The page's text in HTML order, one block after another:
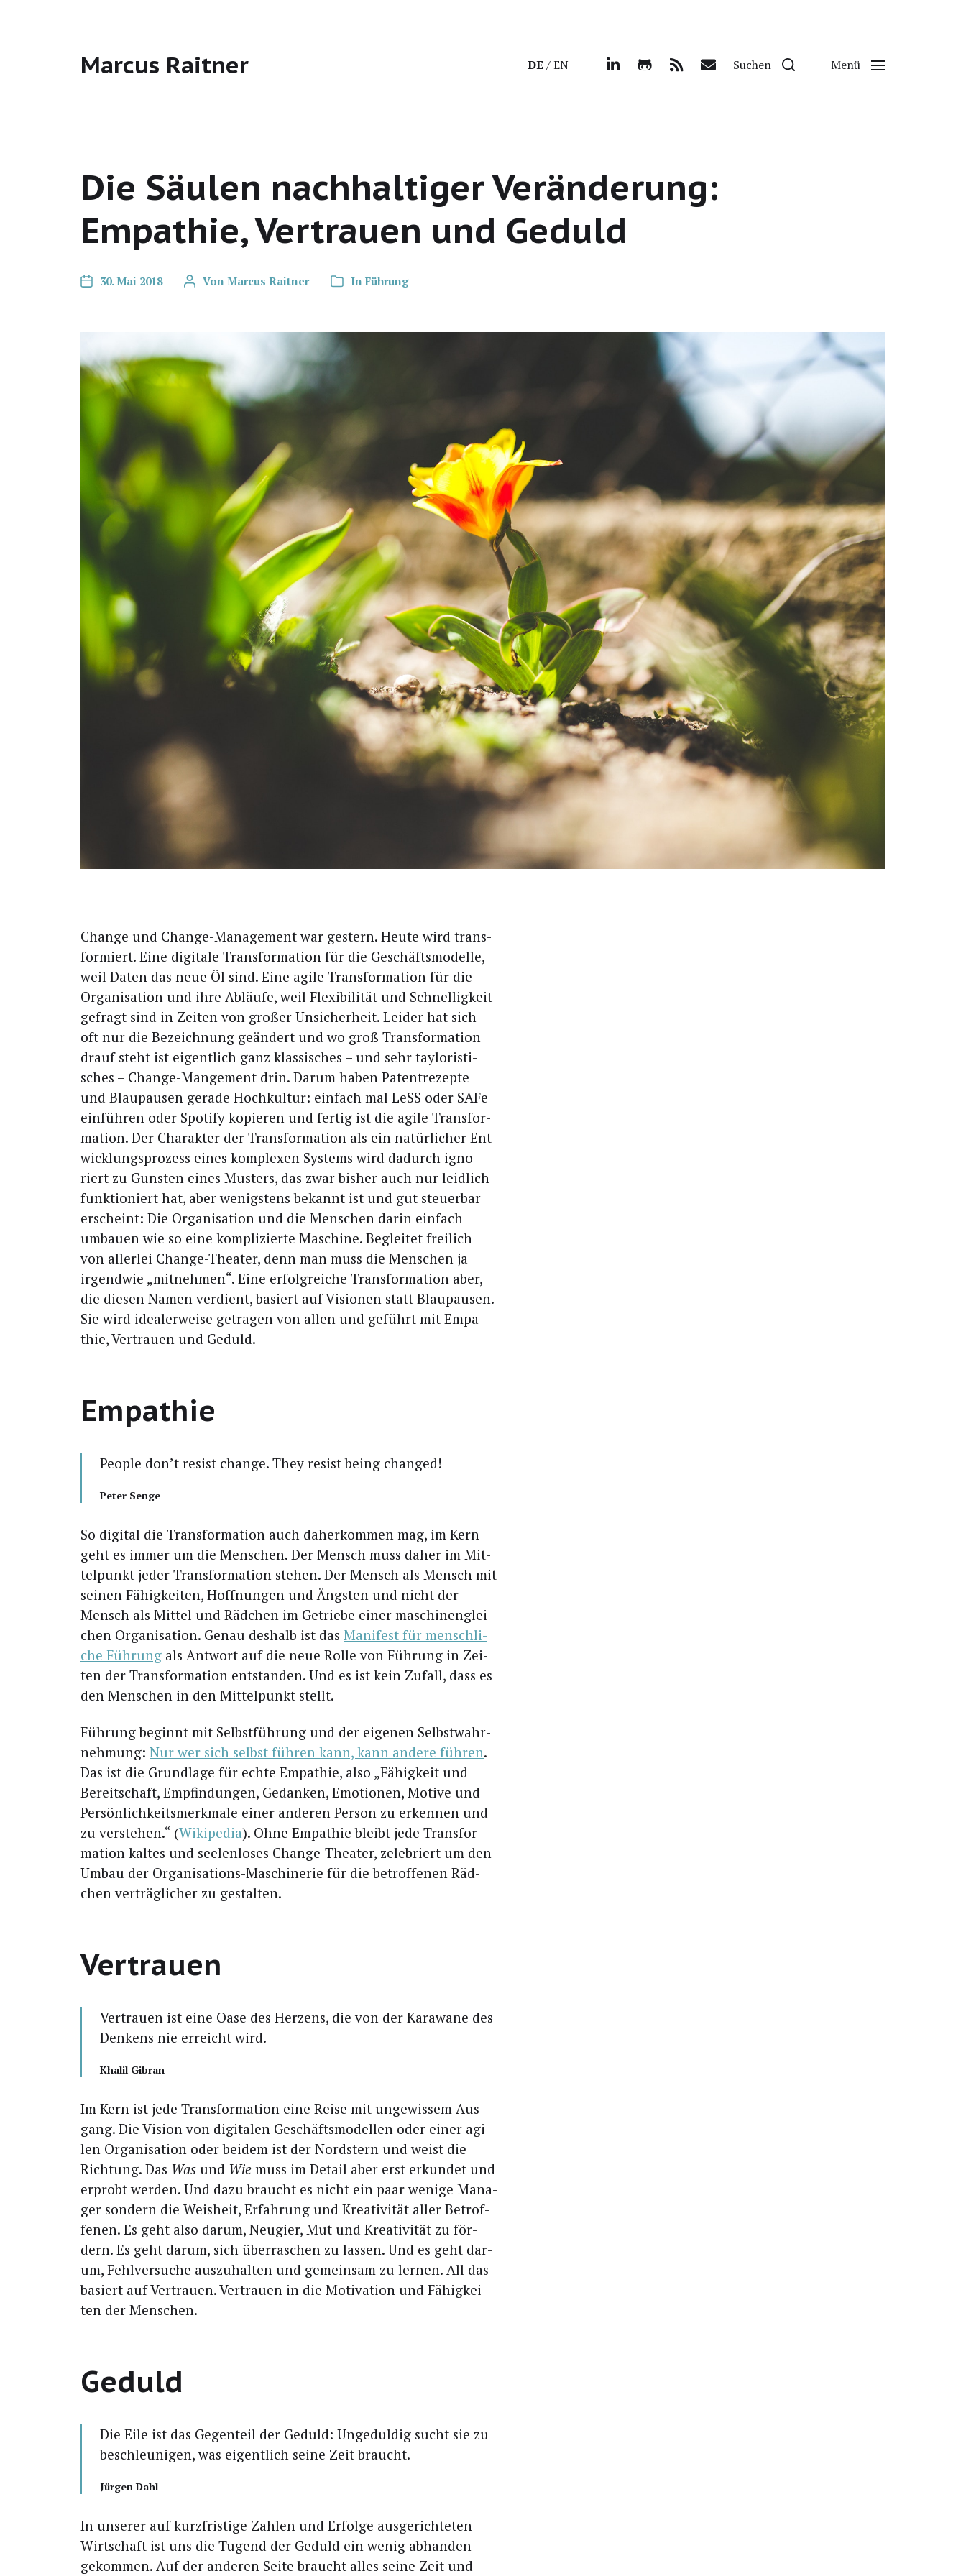
Marcus Raitner DE EN Suchen Menü
Die Säulen nachhaltiger Veränderung:
Empathie, Vertrauen und Geduld
30. Mai 2018 Von Marcus Raitner In Führung
Chan­ge und Chan­ge-Manage­ment war ges­tern. Heu­te wird trans­
for­miert. Eine digi­ta­le Trans­for­ma­ti­on für die Geschäfts­mo­del­le,
weil Daten das neue Öl sind. Eine agi­le Trans­for­ma­ti­on für die
Orga­ni­sa­ti­on und ihre Abläu­fe, weil Fle­xi­bi­li­tät und Schnel­lig­keit
gefragt sind in Zei­ten von gro­ßer Unsi­cher­heit. Lei­der hat sich
oft nur die Bezeich­nung geän­dert und wo groß Trans­for­ma­ti­on
drauf steht ist eigent­lich ganz klas­si­sches – und sehr tay­lo­ris­ti­
sches – Chan­ge-Man­ge­ment drin. Dar­um haben Patent­re­zep­te
und Blau­pau­sen gera­de Hoch­kul­tur: ein­fach mal LeSS oder SAFe
ein­füh­ren oder Spo­ti­fy kopie­ren und fer­tig ist die agi­le Trans­for­
ma­ti­on. Der Cha­rak­ter der Trans­for­ma­ti­on als ein natür­li­cher Ent­
wick­lungs­pro­zess eines kom­ple­xen Sys­tems wird dadurch igno­
riert zu Guns­ten eines Mus­ters, das zwar bis­her auch nur leid­lich
funk­tio­niert hat, aber wenigs­tens bekannt ist und gut steu­er­bar
erscheint: Die Orga­ni­sa­ti­on und die Men­schen dar­in ein­fach
umbau­en wie so eine kom­pli­zier­te Maschi­ne. Beglei­tet frei­lich
von aller­lei Chan­ge-Thea­ter, denn man muss die Men­schen ja
irgend­wie „mit­neh­men“. Eine erfolg­rei­che Trans­for­ma­ti­on aber,
die die­sen Namen ver­dient, basiert auf Visio­nen statt Blau­pau­sen.
Sie wird idea­ler­wei­se getra­gen von allen und geführt mit Empa­
thie, Ver­trau­en und Geduld.
Empathie
Peo­p­le don’t resist chan­ge. They resist being changed!
Peter Sen­ge
So digi­tal die Trans­for­ma­ti­on auch daher­kom­men mag, im Kern
geht es immer um die Men­schen. Der Mensch muss daher im Mit­
tel­punkt jeder Trans­for­ma­ti­on ste­hen. Der Mensch als Mensch mit
sei­nen Fähig­kei­ten, Hoff­nun­gen und Ängs­ten und nicht der
Mensch als Mit­tel und Räd­chen im Getrie­be einer maschi­nen­glei­
chen Orga­ni­sa­ti­on. Genau des­halb ist das Mani­fest für mensch­li­
che Füh­rung als Ant­wort auf die neue Rol­le von Füh­rung in Zei­
ten der Trans­for­ma­ti­on ent­stan­den. Und es ist kein Zufall, dass es
den Men­schen in den Mit­tel­punkt stellt.
Füh­rung beginnt mit Selbst­füh­rung und der eige­nen Selbst­wahr­
neh­mung: Nur wer sich selbst füh­ren kann, kann ande­re füh­ren.
Das ist die Grund­la­ge für ech­te Empa­thie, also „Fähig­keit und
Bereit­schaft, Emp­fin­dun­gen, Gedan­ken, Emo­tio­nen, Moti­ve und
Per­sön­lich­keits­merk­ma­le einer ande­ren Per­son zu erken­nen und
zu ver­ste­hen.“ (Wiki­pe­dia). Ohne Empa­thie bleibt jede Trans­for­
ma­ti­on kal­tes und see­len­lo­ses Chan­ge-Thea­ter, zele­briert um den
Umbau der Orga­ni­sa­ti­ons-Maschi­ne­rie für die betrof­fe­nen Räd­
chen ver­träg­li­cher zu gestalten.
Vertrauen
Ver­trau­en ist eine Oase des Her­zens, die von der Kara­wa­ne des
Den­kens nie erreicht wird.
Kha­lil Gibran
Im Kern ist jede Trans­for­ma­ti­on eine Rei­se mit unge­wis­sem Aus­
gang. Die Visi­on von digi­ta­len Geschäfts­mo­del­len oder einer agi­
len Orga­ni­sa­ti­on oder bei­dem ist der Nord­stern und weist die
Rich­tung. Das Was und Wie muss im Detail aber erst erkun­det und
erprobt wer­den. Und dazu braucht es nicht ein paar weni­ge Mana­
ger son­dern die Weis­heit, Erfah­rung und Krea­ti­vi­tät aller Betrof­
fe­nen. Es geht also dar­um, Neu­gier, Mut und Krea­ti­vi­tät zu för­
dern. Es geht dar­um, sich über­ra­schen zu las­sen. Und es geht dar­
um, Fehl­ver­su­che aus­zu­hal­ten und gemein­sam zu ler­nen. All das
basiert auf Ver­trau­en. Ver­trau­en in die Moti­va­ti­on und Fähig­kei­
ten der Menschen.
Geduld
Die Eile ist das Gegen­teil der Geduld: Unge­dul­dig sucht sie zu
beschleu­ni­gen, was eigent­lich sei­ne Zeit braucht.
Jür­gen Dahl
In unse­rer auf kurz­fris­ti­ge Zah­len und Erfol­ge aus­ge­rich­te­ten
Wirt­schaft ist uns die Tugend der Geduld ein wenig abhan­den
gekom­men. Auf der ande­ren Sei­te braucht alles sei­ne Zeit und